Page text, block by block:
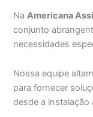
NaAmericana
conjunto
necessidades
Nossa equipe
para fornecer
desde a instalação